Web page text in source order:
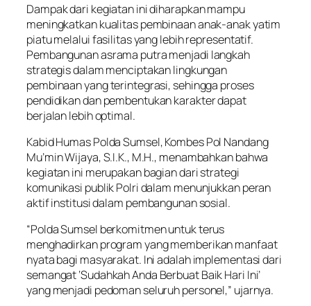
Dampak dari kegiatan ini diharapkan mampu
meningkatkan kualitas pembinaan anak-anak yatim
piatu melalui fasilitas yang lebih representatif.
Pembangunan asrama putra menjadi langkah
strategis dalam menciptakan lingkungan
pembinaan yang terintegrasi, sehingga proses
pendidikan dan pembentukan karakter dapat
berjalan lebih optimal.
Kabid Humas Polda Sumsel, Kombes Pol Nandang
Mu’min Wijaya, S.I.K., M.H., menambahkan bahwa
kegiatan ini merupakan bagian dari strategi
komunikasi publik Polri dalam menunjukkan peran
aktif institusi dalam pembangunan sosial.
“Polda Sumsel berkomitmen untuk terus
menghadirkan program yang memberikan manfaat
nyata bagi masyarakat. Ini adalah implementasi dari
semangat ‘Sudahkah Anda Berbuat Baik Hari Ini’
yang menjadi pedoman seluruh personel,” ujarnya.